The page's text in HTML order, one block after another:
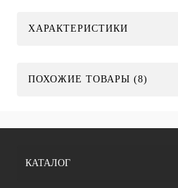
ХАРАКТЕРИСТИКИ
ПОХОЖИЕ ТОВАРЫ (8)
КАТАЛОГ